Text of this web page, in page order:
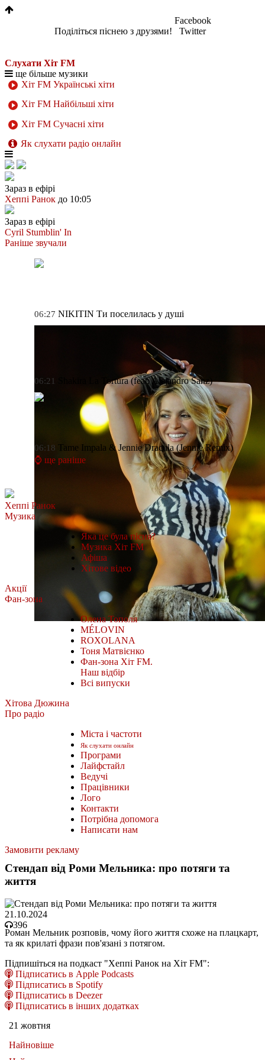
Поділіться піснею з друзями!
Facebook
Twitter
Слухати Хіт FM
ще більше музики
Хіт FM Українські хіти
Хіт FM Найбільші хіти
Хіт FM Сучасні хіти
Як слухати радіо онлайн
Зараз в ефірі
Хеппі Ранок до 10:05
Зараз в ефірі
Cyril Stumblin' In
Раніше звучали
06:27 NIKITIN Ти поселилась у душі
06:21 La Tortura (feat. Alejandro Sanz)
06:18 Tame Impala & Jennie Dracula (Jennie Remix)
⌚ ще раніше
Хеппі Ранок
Музика
Яка це була пісня?
Музика Хіт FM
Афіша
Хітове відео
Акції
Фан-зона
Олена Тополя
MÉLOVIN
ROXOLANA
Тоня Матвієнко
Фан-зона Хіт FM.
Наш відбір
Всі випуски
Хітова Дюжина
Про радіо
Міста і частоти
Як слухати онлайн
Програми
Лайфстайл
Ведучі
Працівники
Лого
Контакти
Потрібна допомога
Написати нам
Замовити рекламу
Стендап від Роми Мельника: про потяги та
життя
21.10.2024
396
Роман Мельник розповів, чому його життя схоже на плацкарт,
та як крилаті фрази пов'язані з потягом.
Підпишіться на подкаст "Хеппі Ранок на Хіт FM":
Підписатись в Apple Podcasts
Підписатись в Spotify
Підписатись в Deezer
Підписатись в інших додатках
21 жовтня
Найновіше